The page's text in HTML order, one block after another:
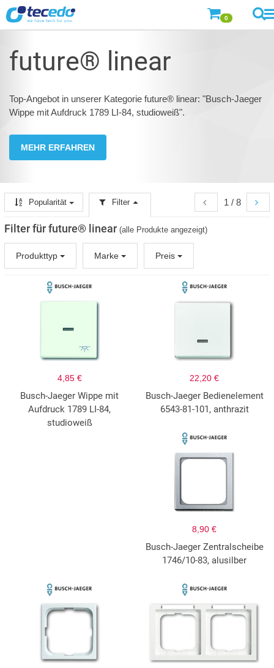
0
future® linear
Top-Angebot in unserer Kategorie future® linear: "Busch-Jaeger
Wippe mit Aufdruck 1789 LI-84, studioweiß".
MEHR ERFAHREN
1 / 8
Popularität Filter
Filter für future® linear (alle Produkte angezeigt)
Produkttyp Marke Preis
4,85 €
Busch-Jaeger Wippe mit
Aufdruck 1789 LI-84,
studioweiß
22,20 €
Busch-Jaeger Bedienelement
6543-81-101, anthrazit
8,90 €
Busch-Jaeger Zentralscheibe
1746/10-83, alusilber